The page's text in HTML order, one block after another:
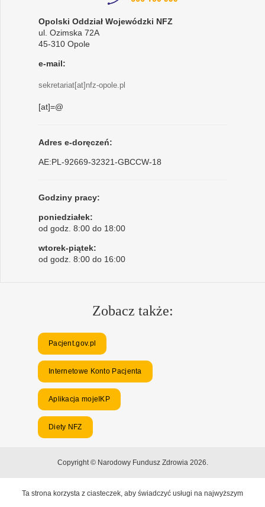
Opolski Oddział Wojewódzki NFZ
ul. Ozimska 72A
45-310 Opole
e-mail:
sekretariat[at]nfz-opole.pl
[at]=@
Adres e-doręczeń:
AE:PL-92669-32321-GBCCW-18
Godziny pracy:
poniedziałek:
od godz. 8:00 do 18:00
wtorek-piątek:
od godz. 8:00 do 16:00
Zobacz także:
Pacjent.gov.pl
Internetowe Konto Pacjenta
Aplikacja mojeIKP
Diety NFZ
Copyright © Narodowy Fundusz Zdrowia 2026.
Ta strona korzysta z ciasteczek, aby świadczyć usługi na najwyższym